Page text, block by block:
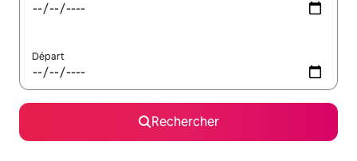
Départ
Rechercher